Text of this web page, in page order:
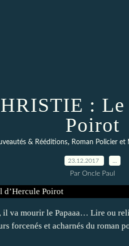
: Le
Poirot
& Rééditions, Roman Policier et
23.12.2017
Par Oncle Paul
va mourir le Papaaa… Lire ou
forcenés et acharnés du roman